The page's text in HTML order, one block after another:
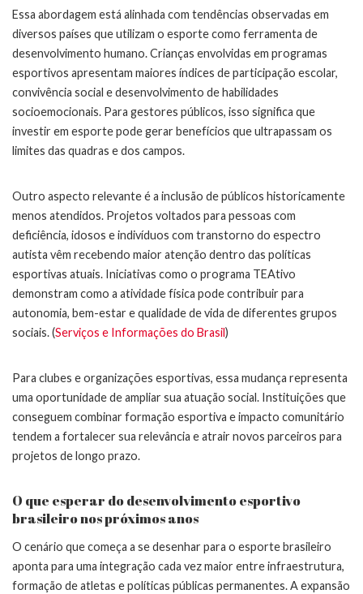
Essa abordagem está alinhada com tendências observadas em
diversos países que utilizam o esporte como ferramenta de
desenvolvimento humano. Crianças envolvidas em programas
esportivos apresentam maiores índices de participação escolar,
convivência social e desenvolvimento de habilidades
socioemocionais. Para gestores públicos, isso significa que
investir em esporte pode gerar benefícios que ultrapassam os
limites das quadras e dos campos.
Outro aspecto relevante é a inclusão de públicos historicamente
menos atendidos. Projetos voltados para pessoas com
deficiência, idosos e indivíduos com transtorno do espectro
autista vêm recebendo maior atenção dentro das políticas
esportivas atuais. Iniciativas como o programa TEAtivo
demonstram como a atividade física pode contribuir para
autonomia, bem-estar e qualidade de vida de diferentes grupos
sociais. (Serviços e Informações do Brasil)
Para clubes e organizações esportivas, essa mudança representa
uma oportunidade de ampliar sua atuação social. Instituições que
conseguem combinar formação esportiva e impacto comunitário
tendem a fortalecer sua relevância e atrair novos parceiros para
projetos de longo prazo.
O que esperar do desenvolvimento esportivo
brasileiro nos próximos anos
O cenário que começa a se desenhar para o esporte brasileiro
aponta para uma integração cada vez maior entre infraestrutura,
formação de atletas e políticas públicas permanentes. A expansão